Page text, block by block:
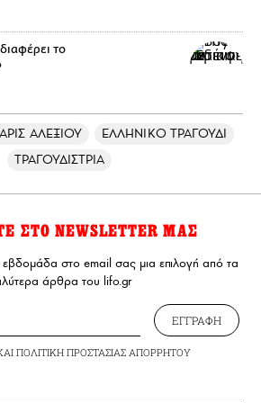
το
ΑΛΕΞΙΟΥ
ΕΛΛΗΝΙΚΟ ΤΡΑΓΟΥΔΙ
ΤΡΑΓΟΥΔΙΣΤΡΙΑ
ΣΤΟ NEWSLETTER ΜΑΣ
εβδομάδα στο email σας μια επιλογή από τα
άρθρα του lifo.gr
ΕΓΓΡΑΦΗ
ΠΟΛΙΤΙΚΗ ΠΡΟΣΤΑΣΙΑΣ ΑΠΟΡΡΗΤΟΥ